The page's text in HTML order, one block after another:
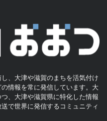
、大津や滋賀のまちを活気付け
情報を常に発信しています。大
、大津や滋賀県に特化した情報
で世界に発信するコミュニティ